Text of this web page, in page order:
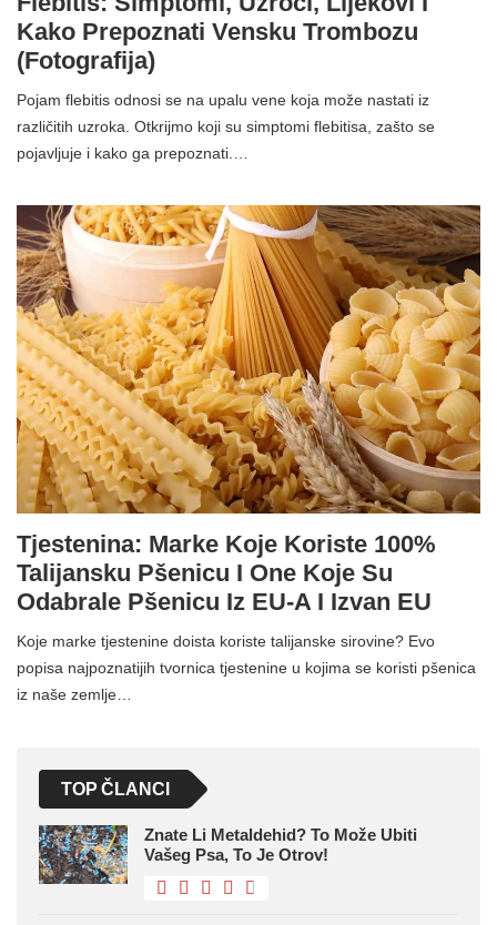
Kako Prepoznati Vensku Trombozu
(fotografija)
Pojam flebitis odnosi se na upalu vene koja može nastati iz
različitih uzroka. Otkrijmo koji su simptomi flebitisa, zašto se
pojavljuje i kako ga prepoznati.…
Tjestenina: Marke Koje Koriste 100%
Talijansku Pšenicu I One Koje Su
Odabrale Pšenicu Iz EU-A I Izvan EU
Koje marke tjestenine doista koriste talijanske sirovine? Evo
popisa najpoznatijih tvornica tjestenine u kojima se koristi pšenica
iz naše zemlje…
TOP ČLANCI
Znate Li Metaldehid? To Može Ubiti
Vašeg Psa, To Je Otrov!